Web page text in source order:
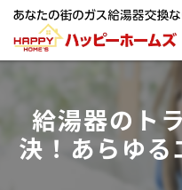
給湯器のト
決！あらゆ